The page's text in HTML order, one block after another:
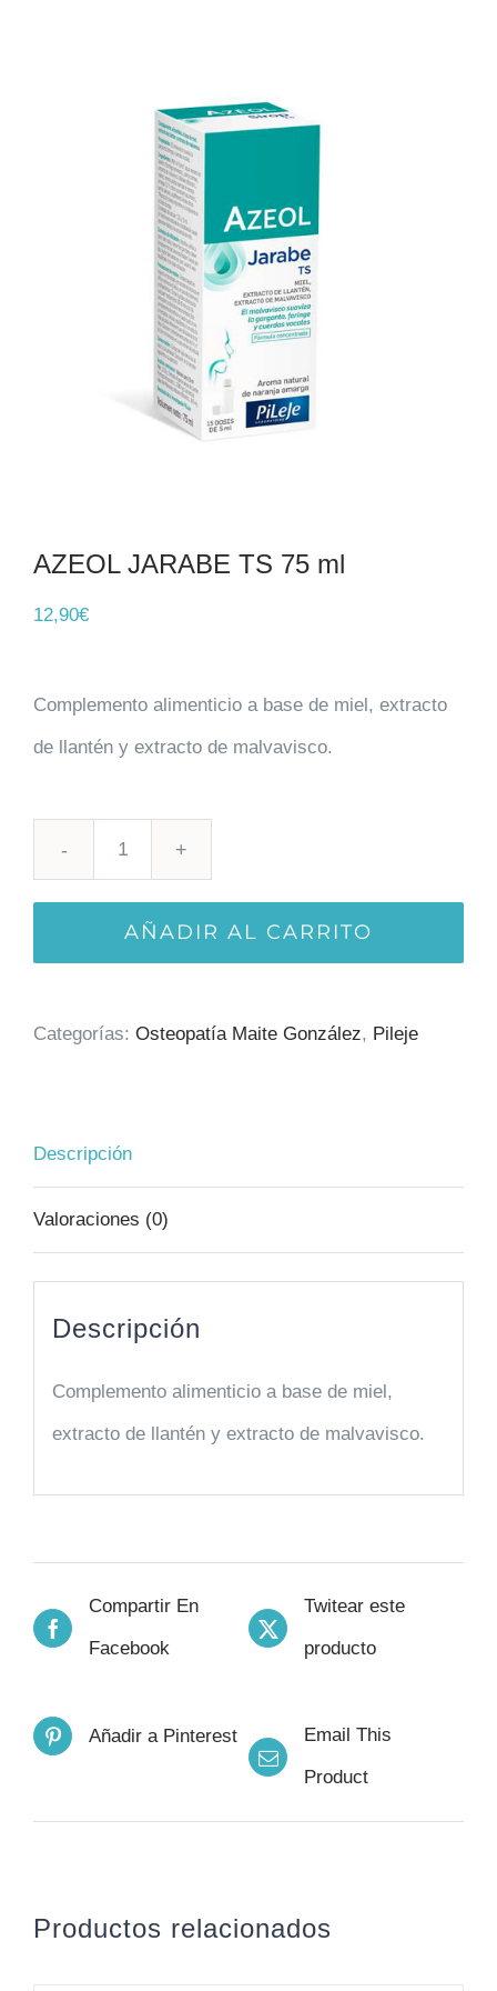
AZEOL JARABE TS 75 ml
12,90€
Complemento alimenticio a base de miel, extracto
de llantén y extracto de malvavisco.
ml
AÑADIR AL CARRITO
Categorías: Osteopatía Maite González, Pileje
Descripción
Valoraciones (0)
Descripción
Complemento alimenticio a base de miel,
extracto de llantén y extracto de malvavisco.
Compartir En
Facebook
Twitear este
producto
Añadir a Pinterest
Email This
Product
Productos relacionados